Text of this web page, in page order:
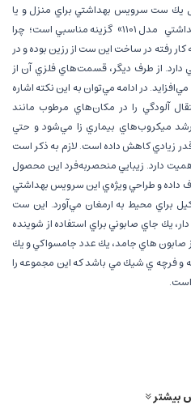
يك ست سرويس بهداشتي براي منزل و يا
محل كار خود هستيد، «ست سرويس بهداشتي مدل 1101» گزينه مناسبي است؛ چرا
رفته در ساخت اين ست از رزین بوده و در
از طرف ديگر، قسمت‌هاي فلزي آن از
در ادامه مي‌توان به اين نكته اشاره
آلودگي را در مكان‌هاي مرطوب مانند
ميكروب‌هاي بيماري زا مي‌شود و حتي
زيادي كاهش داده است. لازم به ذكر است
دارد. زيبايي منحصر‌به‌فرد اين محصول
داده و طراحي ويژه‌ي اين سرويس بهداشتي
براي محيط به ارمغان مي‌آورد. اين ست
جاي صابوني براي استفاده از شوينده
صابون هاي جامد، يك عدد جامسواكي و يك
فرچه ي شيك مي باشد كه اين مجموعه را
بیشتر